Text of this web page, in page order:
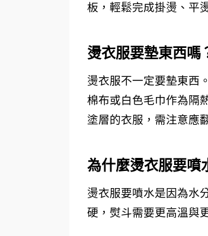
板，輕鬆完成掛燙、平
燙衣服要墊東西嗎
燙衣服不一定要墊東西
棉布或白色毛巾作為隔
塗層的衣服，需注意應
為什麼燙衣服要噴
燙衣服要噴水是因為水
硬，熨斗需要更高溫與